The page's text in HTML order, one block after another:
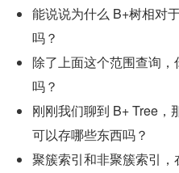
能说说为什么 B+树相对
吗？
除了上面这个范围查询
吗？
刚刚我们聊到 B+ Tree，
可以存哪些东西吗？
聚簇索引和非聚簇索引